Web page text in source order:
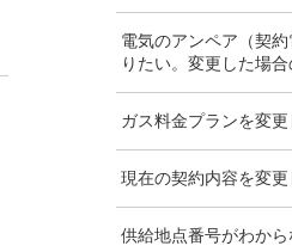
電気のアンペア（契
りたい。変更した場合
ガス料金プランを変更
現在の契約内容を変更
供給地点番号がわから